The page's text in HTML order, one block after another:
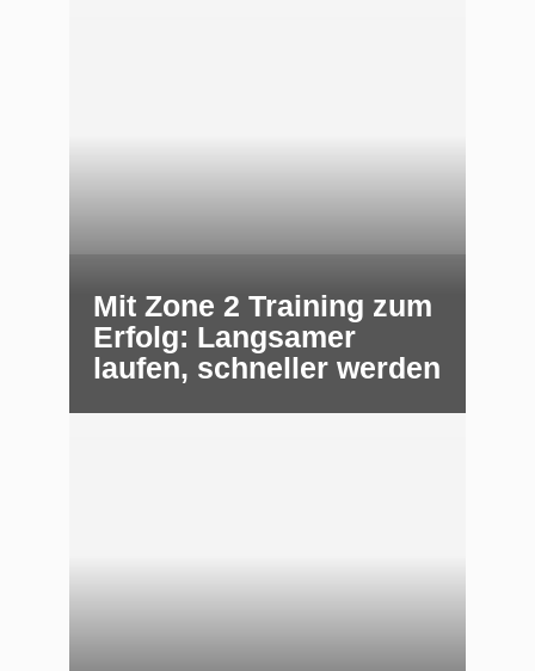
Mit Zone 2 Training zum
Erfolg: Langsamer
laufen, schneller werden